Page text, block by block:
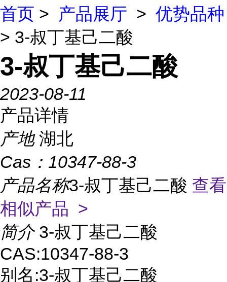
首页 > 产品展厅 > 优势品种
> 3-叔丁基己二酸
3-叔丁基己二酸
2023-08-11
产品详情
产地 湖北
Cas： 10347-88-3
产品名称3-叔丁基己二酸 查看
相似产品 >
简介 3-叔丁基己二酸
CAS:10347-88-3
别名:3-叔丁基己二酸